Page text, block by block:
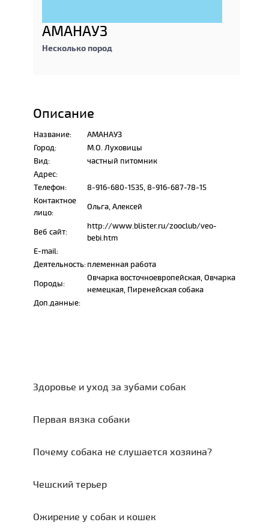
АМАНАУЗ
Несколько пород
Описание
Название:
АМАНАУЗ
Город:
М.О. Луховицы
Вид:
частный питомник
Адрес:
Телефон:
8-916-680-1535, 8-916-687-78-15
Контактное
лицо:
Ольга, Алексей
Веб сайт:
http://www.blister.ru/zooclub/veo-
bebi.htm
E-mail:
Деятельность:племенная работа
Породы:
Овчарка восточноевропейская, Овчарка
немецкая, Пиренейская собака
Доп.данные:
Здоровье и уход за зубами собак
Первая вязка собаки
Почему собака не слушается хозяина?
Чешский терьер
Ожирение у собак и кошек